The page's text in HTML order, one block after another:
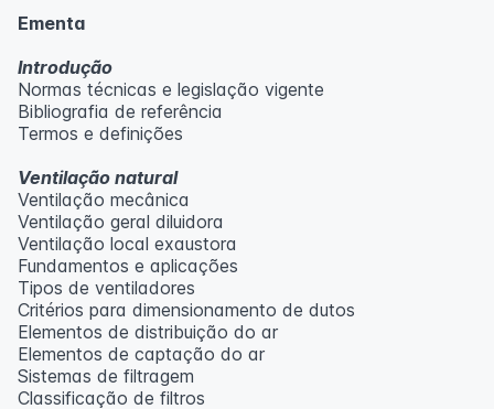
Ementa
Introdução
Normas técnicas e legislação vigente
Bibliografia de referência
Termos e definições
Ventilação natural
Ventilação mecânica
Ventilação geral diluidora
Ventilação local exaustora
Fundamentos e aplicações
Tipos de ventiladores
Critérios para dimensionamento de dutos
Elementos de distribuição do ar
Elementos de captação do ar
Sistemas de filtragem
Classificação de filtros